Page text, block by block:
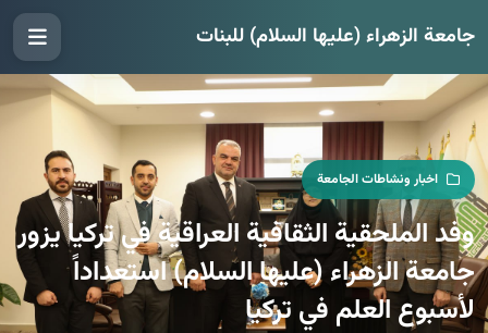
جامعة الزهراء (عليها السلام) للبنات
اخبار ونشاطات الجامعة
وفد الملحقية الثقافية العراقية في تركيا يزور
جامعة الزهراء (عليها السلام) استعداداً
لأسبوع العلم في تركيا